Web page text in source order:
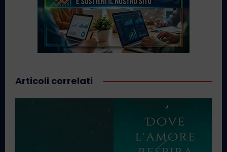
Articoli correlati